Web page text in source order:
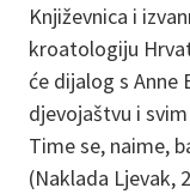
Književnica i
kroatologiju
će dijalog s Anne
djevojaštvu i
Time se, naime,
(Naklada Ljevak,